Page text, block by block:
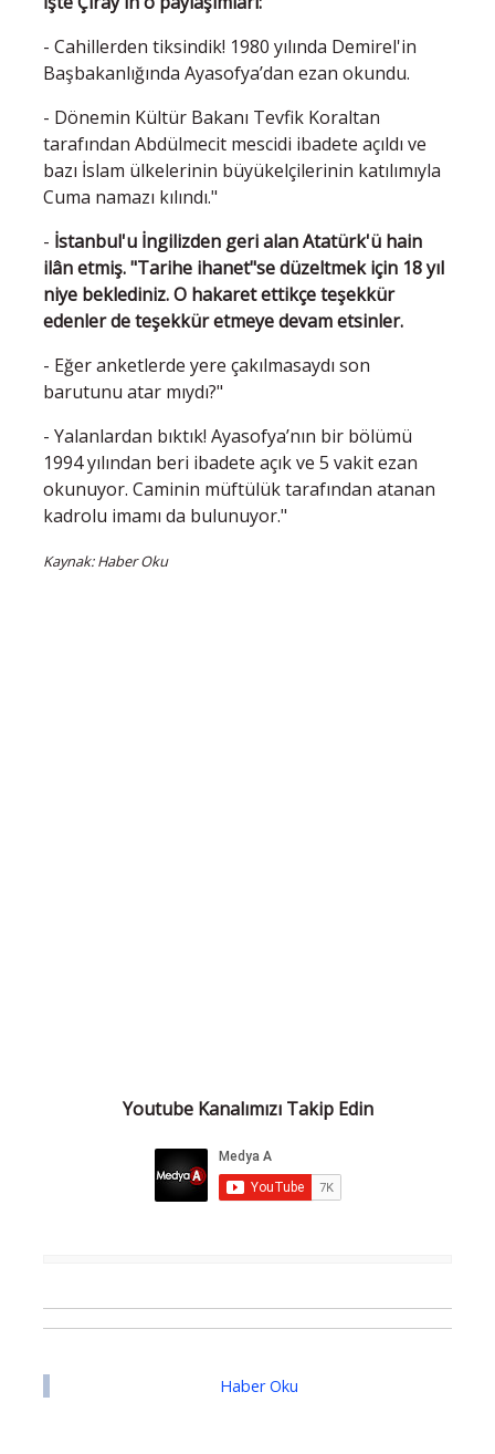
- Cahillerden tiksindik! 1980 yılında Demirel'in
Başbakanlığında Ayasofya’dan ezan okundu.
- Dönemin Kültür Bakanı Tevfik Koraltan
tarafından Abdülmecit mescidi ibadete açıldı ve
bazı İslam ülkelerinin büyükelçilerinin katılımıyla
Cuma namazı kılındı."
- İstanbul'u İngilizden geri alan Atatürk'ü hain
ilân etmiş. "Tarihe ihanet"se düzeltmek için 18 yıl
niye beklediniz. O hakaret ettikçe teşekkür
edenler de teşekkür etmeye devam etsinler.
- Eğer anketlerde yere çakılmasaydı son
barutunu atar mıydı?"
- Yalanlardan bıktık! Ayasofya’nın bir bölümü
1994 yılından beri ibadete açık ve 5 vakit ezan
okunuyor. Caminin müftülük tarafından atanan
kadrolu imamı da bulunuyor."
Kaynak: Haber Oku
Youtube Kanalımızı Takip Edin
Haber Oku